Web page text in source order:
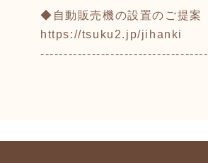
◆自動販売機の設置のご提案
https://tsuku2.jp/jihanki
------------------------------------